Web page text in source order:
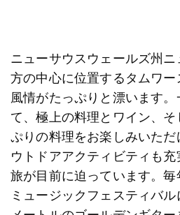
ニューサウスウェールズ州
方の中心に位置するタムワ
風情がたっぷりと漂います
て、極上の料理とワイン、
ぷりの料理をお楽しみいた
ウトドアアクティビティも
旅が目前に迫っています。
ミュージックフェスティバ